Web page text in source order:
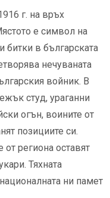
г. на връх
е символ на
битки в българската
нечуваната
войник. В
студ, ураганни
огън, воините от
позициите си.
региона оставят
Тяхната
ни памет